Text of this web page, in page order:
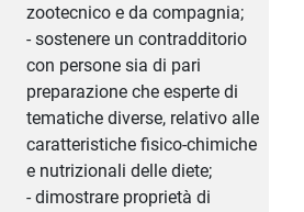
zootecnico e da compagnia;
- sostenere un contradditorio
con persone sia di pari
preparazione che esperte di
tematiche diverse, relativo alle
caratteristiche fisico-chimiche
e nutrizionali delle diete;
- dimostrare proprietà di